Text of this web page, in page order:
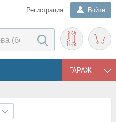
Регистрация Войти
ГАРАЖ